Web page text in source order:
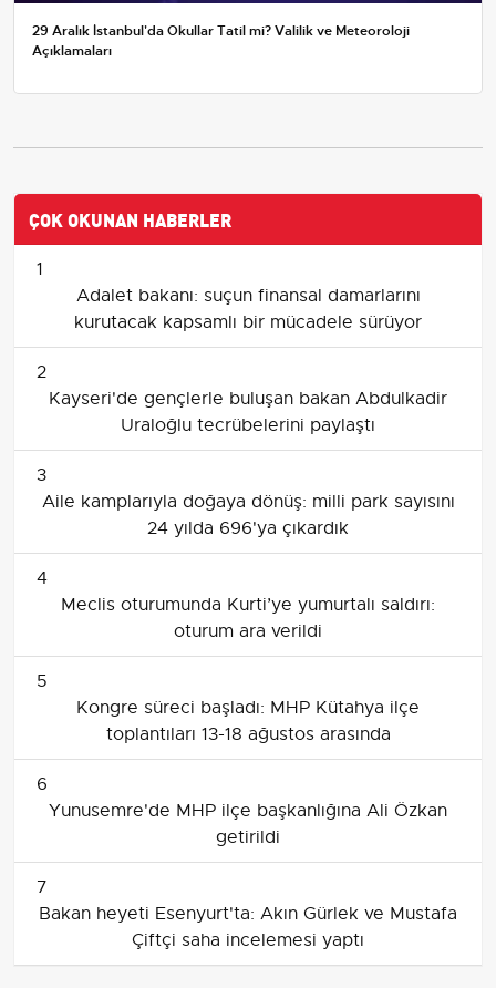
29 Aralık İstanbul'da Okullar Tatil mi? Valilik ve Meteoroloji
Açıklamaları
ÇOK OKUNAN HABERLER
1
Adalet bakanı: suçun finansal damarlarını
kurutacak kapsamlı bir mücadele sürüyor
2
Kayseri'de gençlerle buluşan bakan Abdulkadir
Uraloğlu tecrübelerini paylaştı
3
Aile kamplarıyla doğaya dönüş: milli park sayısını
24 yılda 696'ya çıkardık
4
Meclis oturumunda Kurti’ye yumurtalı saldırı:
oturum ara verildi
5
Kongre süreci başladı: MHP Kütahya ilçe
toplantıları 13-18 ağustos arasında
6
Yunusemre'de MHP ilçe başkanlığına Ali Özkan
getirildi
7
Bakan heyeti Esenyurt'ta: Akın Gürlek ve Mustafa
Çiftçi saha incelemesi yaptı